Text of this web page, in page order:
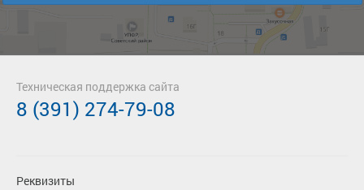
Реквизиты
Техническая поддержка сайта
8 (391) 274-79-08